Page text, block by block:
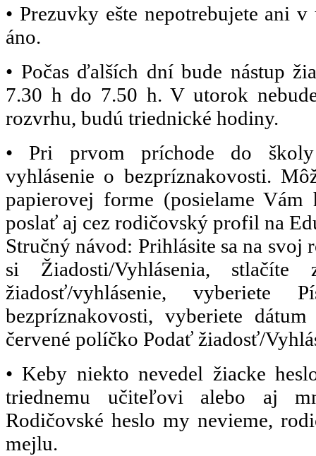
• Prezuvky ešte nepotrebujete ani
áno.
• Počas ďalších dní bude nástup
7.30 h do 7.50 h. V utorok
rozvrhu, budú triednické hodiny.
• Pri prvom príchode do
vyhlásenie o bezpríznakovosti.
papierovej forme (posielame
poslať aj cez rodičovský profil na
Stručný návod: Prihlásite sa na
si Žiadosti/Vyhlásenia,
žiadosť/vyhlásenie, vyberiete
bezpríznakovosti, vyberiete
červené políčko Podať žiadosť/
• Keby niekto nevedel žiacke
triednemu učiteľovi alebo aj
Rodičovské heslo my nevieme,
mejlu.